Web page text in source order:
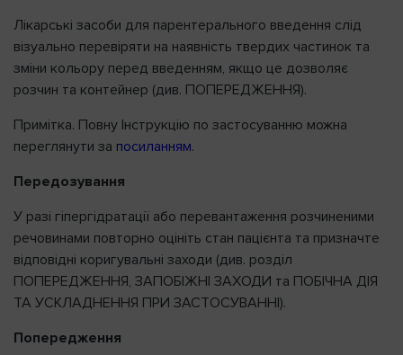
Лікарські засоби для парентерального введення слід
візуально перевіряти на наявність твердих частинок та
зміни кольору перед введенням, якщо це дозволяє
розчин та контейнер (див. ПОПЕРЕДЖЕННЯ).
Примітка. Повну Інструкцію по застосуванню можна
переглянути за посиланням.
Передозування
У разі гіпергідратації або перевантаження розчиненими
речовинами повторно оцініть стан пацієнта та призначте
відповідні коригувальні заходи (див. розділ
ПОПЕРЕДЖЕННЯ, ЗАПОБІЖНІ ЗАХОДИ та ПОБІЧНА ДІЯ
ТА УСКЛАДНЕННЯ ПРИ ЗАСТОСУВАННІ).
Попередження